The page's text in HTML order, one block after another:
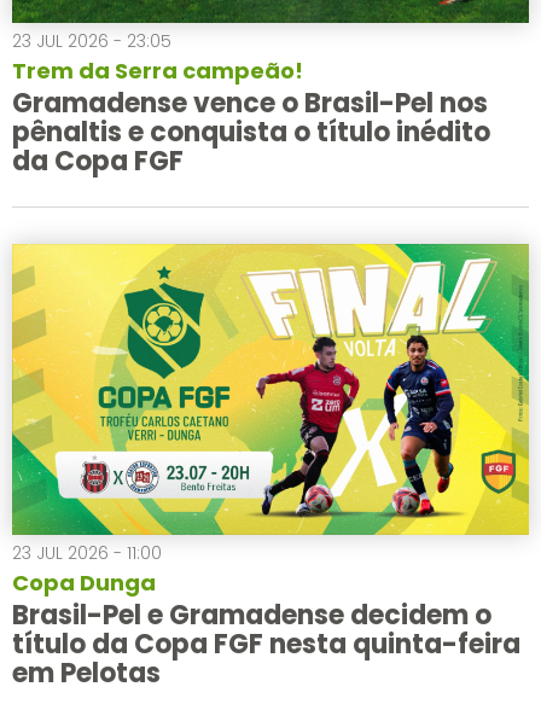
23 JUL 2026 - 23:05
Trem da Serra campeão!
Gramadense vence o Brasil-Pel nos
pênaltis e conquista o título inédito
da Copa FGF
23 JUL 2026 - 11:00
Copa Dunga
Brasil-Pel e Gramadense decidem o
título da Copa FGF nesta quinta-feira
em Pelotas